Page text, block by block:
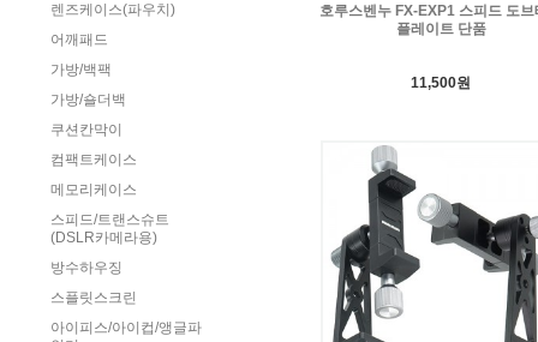
렌즈케이스(파우치)
어깨패드
가방/백팩
가방/숄더백
쿠션칸막이
컴팩트케이스
메모리케이스
스피드/트랜스슈트
(DSLR카메라용)
방수하우징
스플릿스크린
아이피스/아이컵/앵글파
호루스벤누 FX-EXP1 스피드 도브
플레이트 단품
11,500원